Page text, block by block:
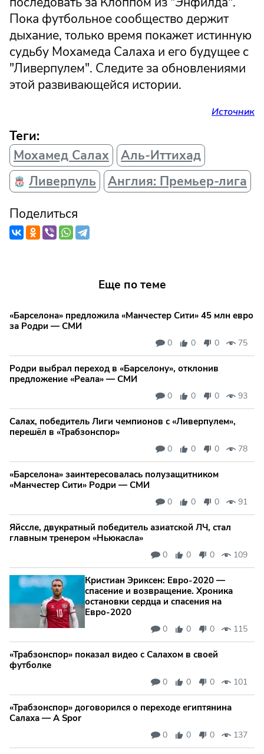
Пока футбольное сообщество держит
дыхание, только время покажет истинную
судьбу Мохамеда Салаха и его будущее с
"Ливерпулем". Следите за обновлениями
этой развивающейся истории.
Источник
Теги:
Мохамед Салах
Аль-Иттихад
Ливерпуль
Англия: Премьер-лига
Поделиться
Еще по теме
«Барселона» предложила «Манчестер Сити» 45 млн евро
за Родри — СМИ
0 0 0 75
Родри выбрал переход в «Барселону», отклонив
предложение «Реала» — СМИ
0 0 0 93
Салах, победитель Лиги чемпионов с «Ливерпулем»,
перешёл в «Трабзонспор»
0 0 0 78
«Барселона» заинтересовалась полузащитником
«Манчестер Сити» Родри — СМИ
0 0 0 91
Яйссле, двукратный победитель азиатской ЛЧ, стал
главным тренером «Ньюкасла»
0 0 0 109
Кристиан Эриксен: Евро‑2020 —
спасение и возвращение. Хроника
остановки сердца и спасения на
Евро‑2020
0 0 0 115
«Трабзонспор» показал видео с Салахом в своей
футболке
0 0 0 101
«Трабзонспор» договорился о переходе египтянина
Салаха — A Spor
0 0 0 137